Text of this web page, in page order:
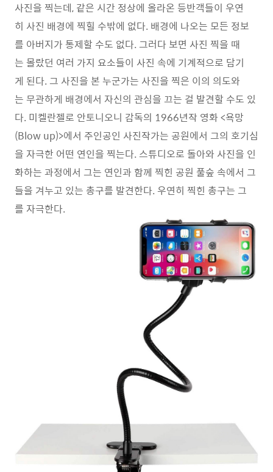
사진을 찍는데, 같은 시간 정상에 올라온 등반객들이 우연
히 사진 배경에 찍힐 수밖에 없다. 배경에 나오는 모든 정보
를 아버지가 통제할 수도 없다. 그러다 보면 사진 찍을 때
는 몰랐던 여러 가지 요소들이 사진 속에 기계적으로 담기
게 된다. 그 사진을 본 누군가는 사진을 찍은 이의 의도와
는 무관하게 배경에서 자신의 관심을 끄는 걸 발견할 수도 있
다. 미켈란젤로 안토니오니 감독의 1966년작 영화 <욕망
(Blow up)>에서 주인공인 사진작가는 공원에서 그의 호기심
을 자극한 어떤 연인을 찍는다. 스튜디오로 돌아와 사진을 인
화하는 과정에서 그는 연인과 함께 찍힌 공원 풀숲 속에서 그
들을 겨누고 있는 총구를 발견한다. 우연히 찍힌 총구는 그
를 자극한다.